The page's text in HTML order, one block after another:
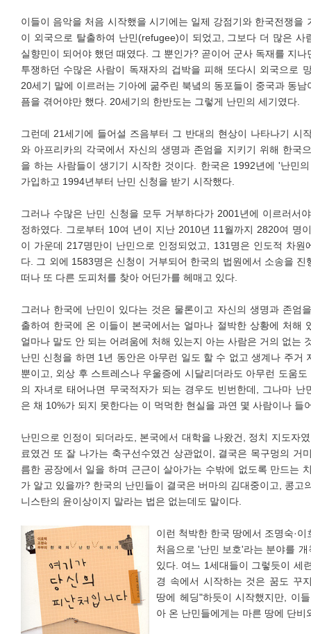
이들이 음악을 처음 시작했을 시기에는 일제 강점기와 한국전쟁을
이 외국으로 탈출하여 난민(refugee)이 되었고, 그보다 더 많은 사
실향민이 되어야 했던 때였다. 그 뿐인가? 곧이어 군사 독재를 지나
투쟁하던 수많은 사람이 독재자의 겁박을 피해 또다시 외국으로
20세기 말에 이르러는 기아에 굶주린 북녘의 동포들이 중국과 동남
픔을 겪어야만 했다. 20세기의 한반도는 그렇게 난민의 세기였다.
그런데 21세기에 들어설 즈음부터 그 반대의 현상이 나타나기 시
와 아프리카의 각국에서 자신의 생명과 존엄을 지키기 위해 한국
을 하는 사람들이 생기기 시작한 것이다. 한국은 1992년에 '난민
가입하고 1994년부터 난민 신청을 받기 시작했다.
그러나 수많은 난민 신청을 모두 거부하다가 2001년에 이르러서
정하였다. 그로부터 10여 년이 지난 2010년 11월까지 2820여 명
이 가운데 217명만이 난민으로 인정되었고, 131명은 인도적 차원
다. 그 외에 1583명은 신청이 거부되어 한국의 법원에서 소송을 진
떠나 또 다른 도피처를 찾아 어딘가를 헤매고 있다.
그러나 한국에 난민이 있다는 것은 물론이고 자신의 생명과 존엄
출하여 한국에 온 이들이 본국에서는 얼마나 절박한 상황에 처해
얼마나 말도 안 되는 어려움에 처해 있는지 아는 사람은 거의 없는
난민 신청을 하면 1년 동안은 아무런 일도 할 수 없고 생계나 주거
뿐이고, 외상 후 스트레스나 우울증에 시달리더라도 아무런 도움
의 자녀로 태어나면 무국적자가 되는 경우도 빈번한데, 그나마 난
은 채 10%가 되지 못한다는 이 먹먹한 현실을 과연 몇 사람이나 들
난민으로 인정이 되더라도, 본국에서 대학을 나왔건, 정치 지도자
료였건 또 잘 나가는 축구선수였건 상관없이, 결국은 목구멍의 거
름한 공장에서 일을 하며 근근이 살아가는 수밖에 없도록 만드는
가 알고 있을까? 한국의 난민들이 결국은 버마의 김대중이고, 콩고
니스탄의 윤이상이지 말라는 법은 없는데도 말이다.
이런 척박한 한국 땅에서 조명숙·
처음으로 '난민 보호'라는 분야를
있다. 여느 1세대들이 그렇듯이 세
경 속에서 시작하는 것은 꿈도 꾸
땅에 헤딩"하듯이 시작했지만, 이
아 온 난민들에게는 마른 땅에 단비